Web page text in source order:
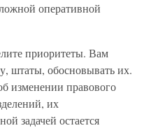
оперативной
приоритеты. Вам
штаты, обосновывать их.
изменении правового
их
задачей остается